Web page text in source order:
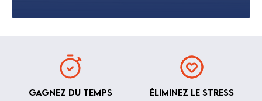
Gagnez du temps Éliminez le stress